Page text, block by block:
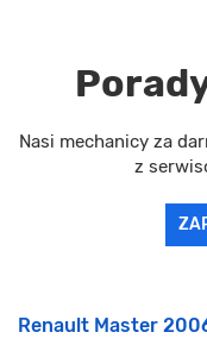
Nasi mechanicy za
z
Renault Master